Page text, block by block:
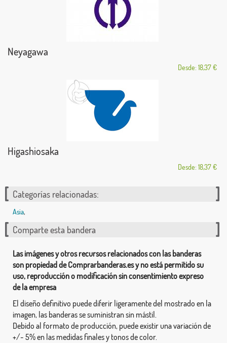
Neyagawa
Desde: 18,37 €
Higashiosaka
Desde: 18,37 €
Categorías relacionadas:
Asia,
Comparte esta bandera
Las imágenes y otros recursos relacionados con las banderas
son propiedad de Comprarbanderas.es y no está permitido su
uso, reproducción o modificación sin consentimiento expreso
de la empresa
El diseño definitivo puede diferir ligeramente del mostrado en la
imagen, las banderas se suministran sin mástil.
Debido al formato de producción, puede existir una variación de
+/- 5% en las medidas finales y tonos de color.